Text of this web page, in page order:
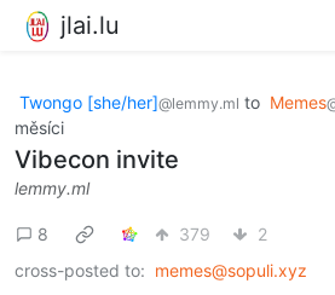
jlai.lu
Twongo [she/her]@lemmy.ml to Memes
měsíci
Vibecon invite
lemmy.ml
8 379
2
cross-posted to: memes@sopuli.xyz